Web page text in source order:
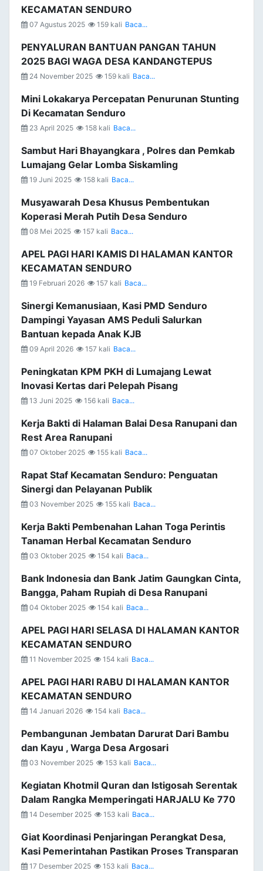
KECAMATAN SENDURO
07 Agustus 2025 159 kali Baca...
PENYALURAN BANTUAN PANGAN TAHUN
2025 BAGI WAGA DESA KANDANGTEPUS
24 November 2025 159 kali Baca...
Mini Lokakarya Percepatan Penurunan Stunting
Di Kecamatan Senduro
23 April 2025 158 kali Baca...
Sambut Hari Bhayangkara , Polres dan Pemkab
Lumajang Gelar Lomba Siskamling
19 Juni 2025 158 kali Baca...
Musyawarah Desa Khusus Pembentukan
Koperasi Merah Putih Desa Senduro
08 Mei 2025 157 kali Baca...
APEL PAGI HARI KAMIS DI HALAMAN KANTOR
KECAMATAN SENDURO
19 Februari 2026 157 kali Baca...
Sinergi Kemanusiaan, Kasi PMD Senduro
Dampingi Yayasan AMS Peduli Salurkan
Bantuan kepada Anak KJB
09 April 2026 157 kali Baca...
Peningkatan KPM PKH di Lumajang Lewat
Inovasi Kertas dari Pelepah Pisang
13 Juni 2025 156 kali Baca...
Kerja Bakti di Halaman Balai Desa Ranupani dan
Rest Area Ranupani
07 Oktober 2025 155 kali Baca...
Rapat Staf Kecamatan Senduro: Penguatan
Sinergi dan Pelayanan Publik
03 November 2025 155 kali Baca...
Kerja Bakti Pembenahan Lahan Toga Perintis
Tanaman Herbal Kecamatan Senduro
03 Oktober 2025 154 kali Baca...
Bank Indonesia dan Bank Jatim Gaungkan Cinta,
Bangga, Paham Rupiah di Desa Ranupani
04 Oktober 2025 154 kali Baca...
APEL PAGI HARI SELASA DI HALAMAN KANTOR
KECAMATAN SENDURO
11 November 2025 154 kali Baca...
APEL PAGI HARI RABU DI HALAMAN KANTOR
KECAMATAN SENDURO
14 Januari 2026 154 kali Baca...
Pembangunan Jembatan Darurat Dari Bambu
dan Kayu , Warga Desa Argosari
03 November 2025 153 kali Baca...
Kegiatan Khotmil Quran dan Istigosah Serentak
Dalam Rangka Memperingati HARJALU Ke 770
14 Desember 2025 153 kali Baca...
Giat Koordinasi Penjaringan Perangkat Desa,
Kasi Pemerintahan Pastikan Proses Transparan
17 Desember 2025 153 kali Baca...